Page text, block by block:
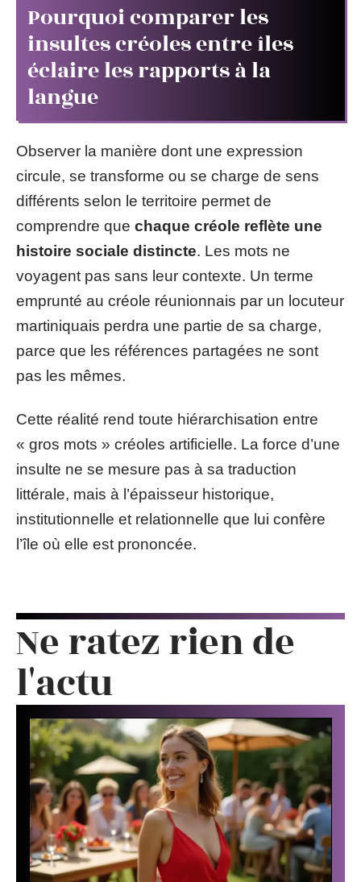
Pourquoi comparer les
insultes créoles entre îles
éclaire les rapports à la
langue
Observer la manière dont une expression
circule, se transforme ou se charge de sens
différents selon le territoire permet de
comprendre que chaque créole reflète une
histoire sociale distincte. Les mots ne
voyagent pas sans leur contexte. Un terme
emprunté au créole réunionnais par un locuteur
martiniquais perdra une partie de sa charge,
parce que les références partagées ne sont
pas les mêmes.
Cette réalité rend toute hiérarchisation entre
« gros mots » créoles artificielle. La force d’une
insulte ne se mesure pas à sa traduction
littérale, mais à l’épaisseur historique,
institutionnelle et relationnelle que lui confère
l’île où elle est prononcée.
Ne ratez rien de
l'actu